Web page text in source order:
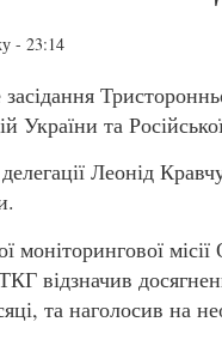
- 23:14
засідання
України та
делегації Леонід
моніторингової
відзначив
та наголосив на